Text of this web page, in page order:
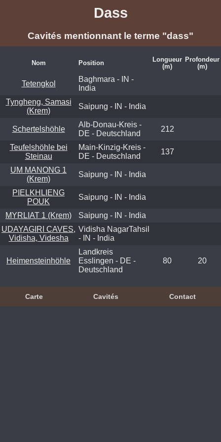
Dass
Cavités mentionnant le terme "dass"
Nom Position
Longueur
(m)
Profondeur
(m)
Tetengkol
Baghmara - IN -
India
Tyngheng, Samasi
(Krem)
Saipung - IN - India
Schertelshöhle
Alb-Donau-Kreis -
DE - Deutschland
212
Teufelshöhle bei
Steinau
Main-Kinzig-Kreis -
DE - Deutschland
137
UM MANONG 1
(Krem)
Saipung - IN - India
PIELKHLIENG
POUK
Saipung - IN - India
MYRLIAT 1 (Krem)
Saipung - IN - India
UDAYAGIRI CAVES,
Vidisha, Videsha
Vidisha NagarTahsil
- IN - India
Heimensteinhöhle
Landkreis
Esslingen - DE -
Deutschland
80 20
Carte Cavités Contact